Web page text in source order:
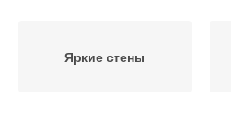
Яркие стены